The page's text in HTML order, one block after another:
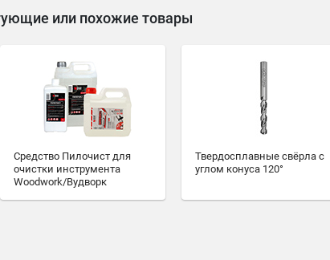
или похожие товары
Средство Пилочист для
очистки инструмента
Woodwork/Вудворк
Твердосплавные свёрла с
углом конуса 120°